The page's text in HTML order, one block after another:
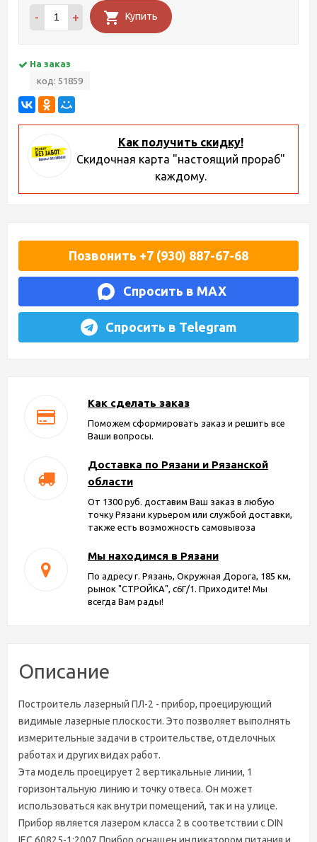
- + Купить
На заказ
код: 51859
Как получить скидку!
Скидочная карта "настоящий прораб"
каждому.
Позвонить +7 (930) 887-67-68
Спросить в MAX
Спросить в Telegram
Как сделать заказ
Поможем сформировать заказ и решить все
Ваши вопросы.
Доставка по Рязани и Рязанской
области
От 1300 руб. доставим Ваш заказ в любую
точку Рязани курьером или службой доставки,
также есть возможность самовывоза
Мы находимся в Рязани
По адресу г. Рязань, Окружная Дорога, 185 км,
рынок "СТРОЙКА", с6Г/1. Приходите! Мы
всегда Вам рады!
Описание
Построитель лазерный ПЛ-2 - прибор, проецирующий
видимые лазерные плоскости. Это позволяет выполнять
измерительные задачи в строительстве, отделочных
работах и других видах работ.
Эта модель проецирует 2 вертикальные линии, 1
горизонтальную линию и точку отвеса. Он может
использоваться как внутри помещений, так и на улице.
Прибор является лазером класса 2 в соответствии с DIN
IEC 60825-1:2007.Прибор оснащен индикатором питания и